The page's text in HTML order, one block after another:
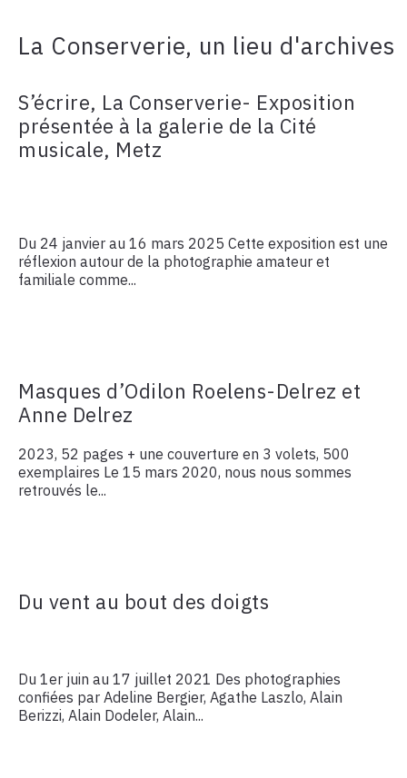
La Conserverie, un lieu d'archives
S’écrire, La Conserverie- Exposition
présentée à la galerie de la Cité
musicale, Metz
Du 24 janvier au 16 mars 2025 Cette exposition est une
réflexion autour de la photographie amateur et
familiale comme...
Masques d’Odilon Roelens-Delrez et
Anne Delrez
2023, 52 pages + une couverture en 3 volets, 500
exemplaires Le 15 mars 2020, nous nous sommes
retrouvés le...
Du vent au bout des doigts
Du 1er juin au 17 juillet 2021 Des photographies
confiées par Adeline Bergier, Agathe Laszlo, Alain
Berizzi, Alain Dodeler, Alain...